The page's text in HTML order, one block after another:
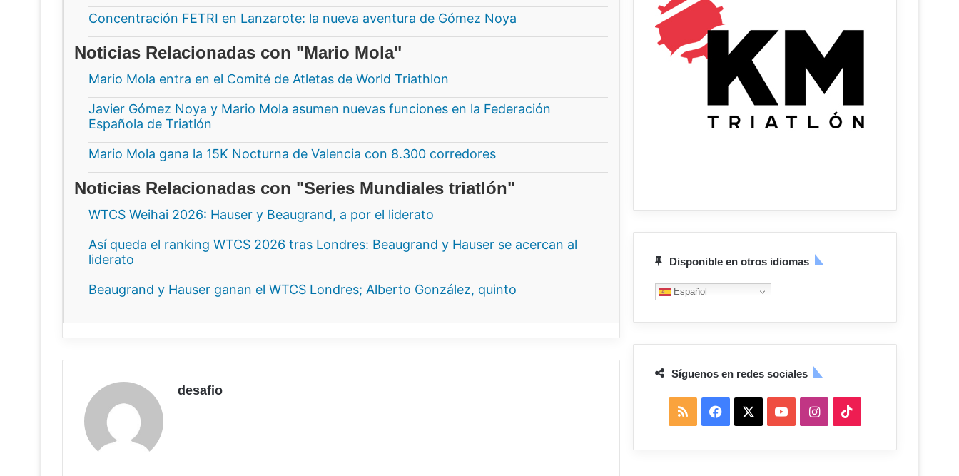
Concentración FETRI en Lanzarote: la nueva aventura de Gómez Noya
Noticias Relacionadas con "Mario Mola"
Mario Mola entra en el Comité de Atletas de World Triathlon
Javier Gómez Noya y Mario Mola asumen nuevas funciones en la Federación
Española de Triatlón
Mario Mola gana la 15K Nocturna de Valencia con 8.300 corredores
Noticias Relacionadas con "Series Mundiales triatlón"
WTCS Weihai 2026: Hauser y Beaugrand, a por el liderato
Así queda el ranking WTCS 2026 tras Londres: Beaugrand y Hauser se acercan al
liderato
Beaugrand y Hauser ganan el WTCS Londres; Alberto González, quinto
desafio
Disponible en otros idiomas
Español
Síguenos en redes sociales
I